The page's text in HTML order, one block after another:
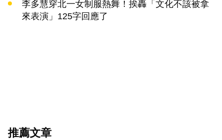
李多慧穿北一女制服熱舞！挨轟「文化不該被拿
來表演」125字回應了
推薦文章